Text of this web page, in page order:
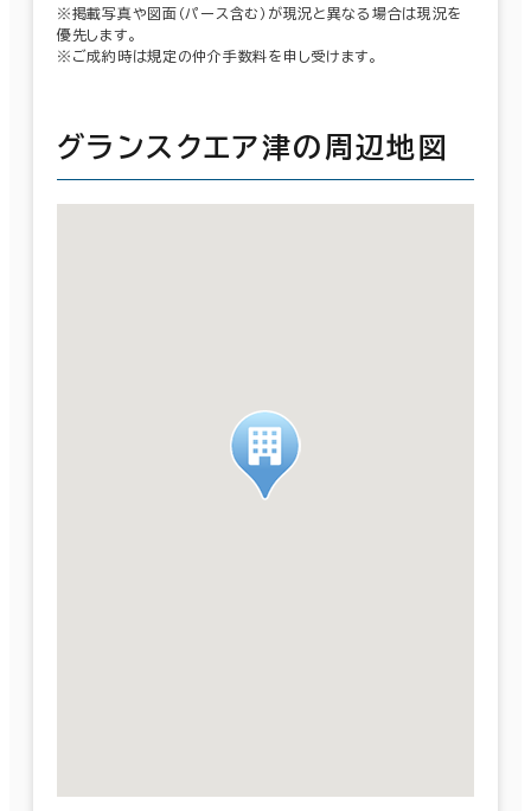
※掲載写真や図面（パース含む）が現況と異なる場合は現況を
優先します。
※ご成約時は規定の仲介手数料を申し受けます。
グランスクエア津の周辺地図